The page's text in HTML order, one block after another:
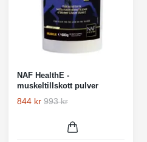
NAF HealthE -
muskeltillskott pulver
844 kr 993 kr